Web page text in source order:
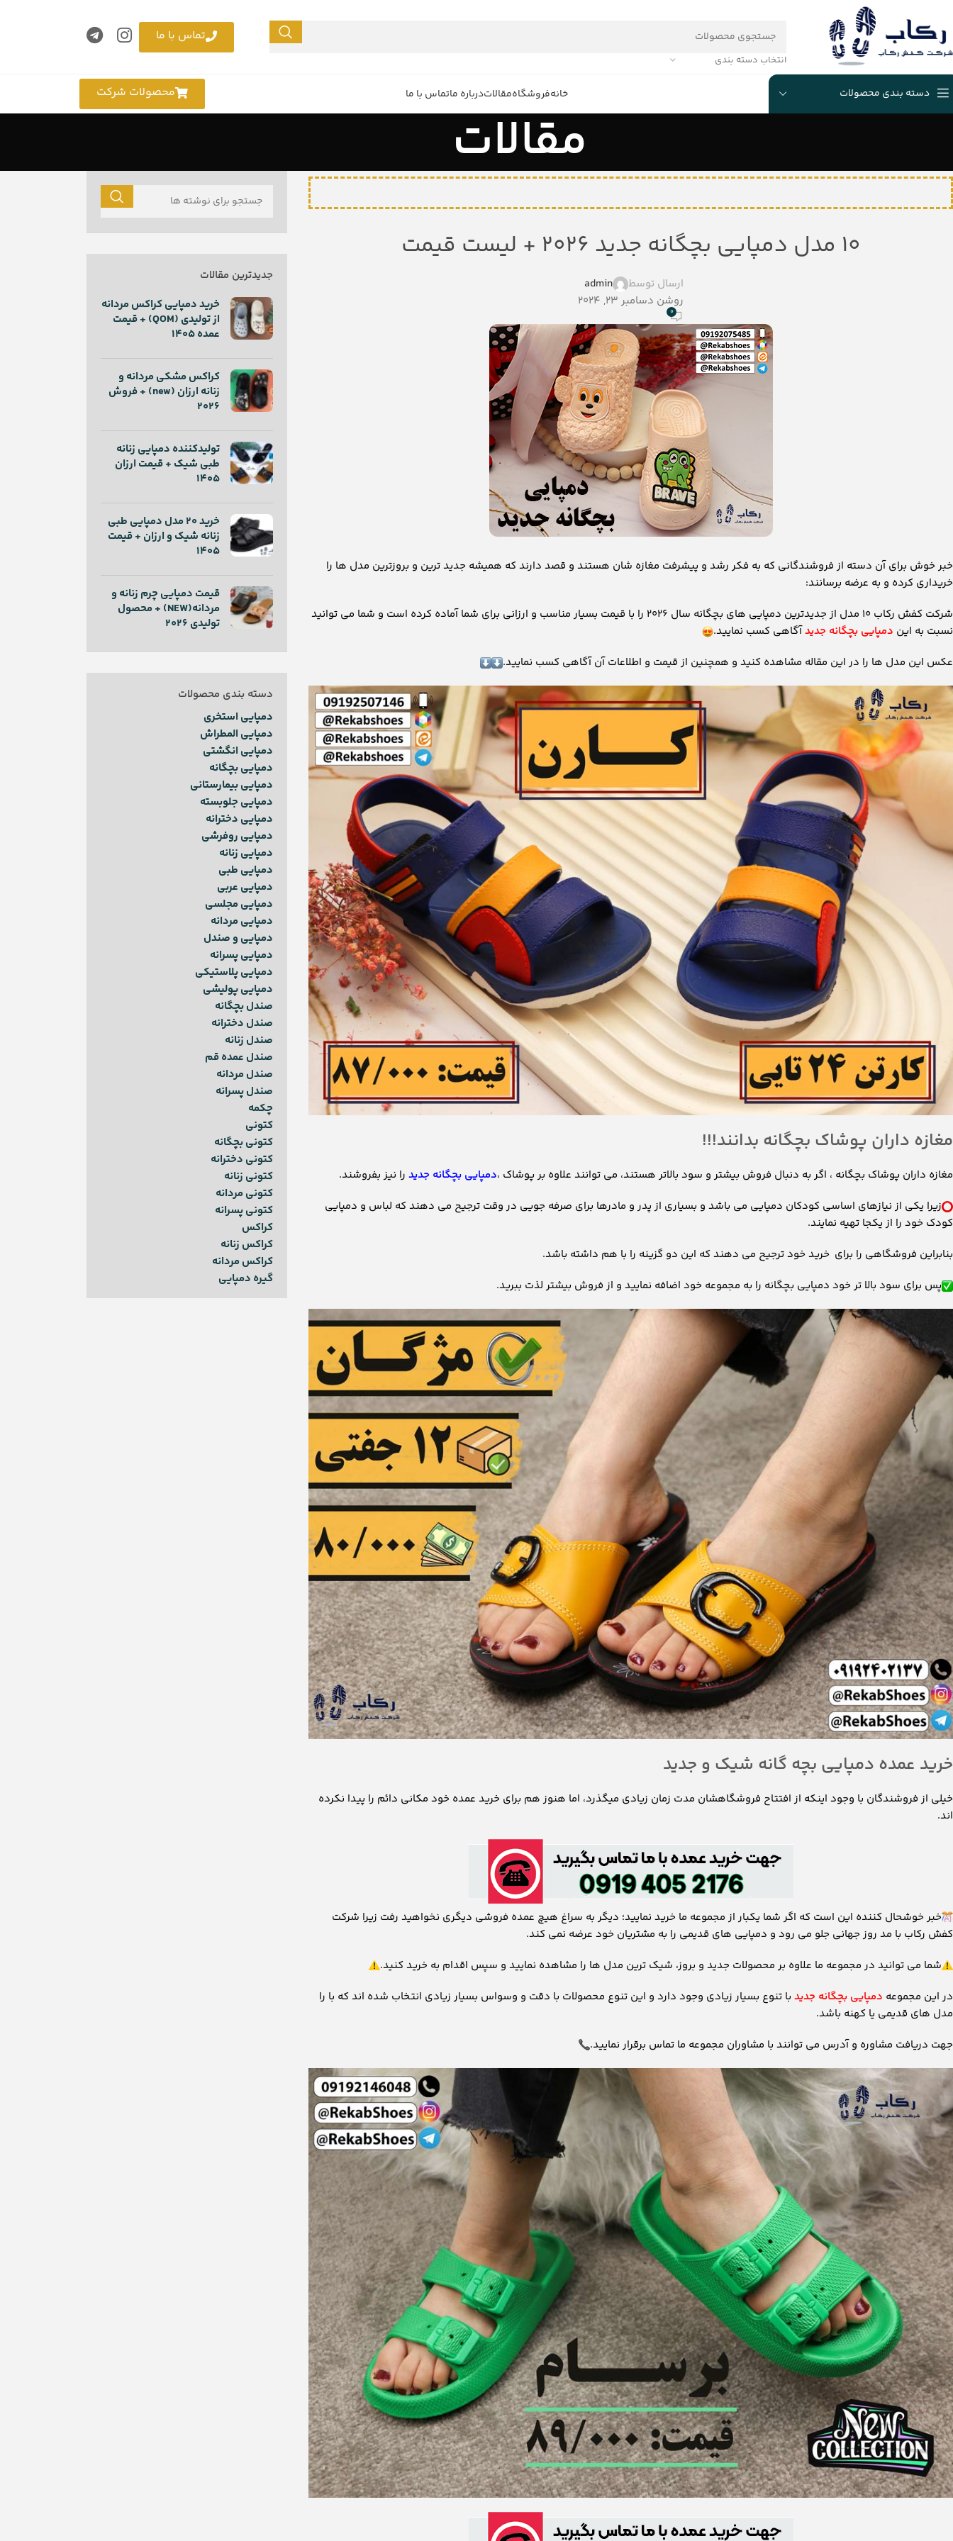
انتخاب دسته بندی
تماس با ما
دسته بندی محصولات خانهفروشگاهمقالاتدرباره ماتماس با ما محصولات شرکت
مقالات
۱۰ مدل دمپایی بچگانه جدید 2026 + لیست قیمت
ارسال توسط
admin
روشن دسامبر 23, 2024
0
خبر خوش برای آن دسته از فروشندگانی که به فکر رشد و پیشرفت مغازه شان هستند و قصد دارند که همیشه جدید ترین و بروزترین مدل ها را
خریداری کرده و به عرضه برسانند:
شرکت کفش رکاب ۱۰ مدل از جدیدترین دمپایی های بچگانه سال 2026 را با قیمت بسیار مناسب و ارزانی برای شما آماده کرده است و شما می توانید
نسبت به این دمپایی بچگانه جدیدآگاهی کسب نمایید.
عکس این مدل ها را در این مقاله مشاهده کنید و همچنین از قیمت و اطلاعات آن آگاهی کسب نمایید.
مغازه داران پوشاک بچگانه بدانند!!!
مغازه داران پوشاک بچگانه ، اگر به دنبال فروش بیشتر و سود بالاتر هستند، می توانند علاوه بر پوشاک ،دمپایی بچگانه جدید را نیز بفروشند.
زیرا یکی از نیازهای اساسی کودکان دمپایی می باشد و بسیاری از پدر و مادرها برای صرفه جویی در وقت ترجیح می دهند که لباس و دمپایی
کودک خود را از یکجا تهیه نمایند.
بنابراین فروشگاهی را برای خرید خود ترجیح می دهند که این دو گزینه را با هم داشته باشد.
پس برای سود بالا تر خود دمپایی بچگانه را به مجموعه خود اضافه نمایید و از فروش بیشتر لذت ببرید.
خرید عمده دمپایی بچه گانه شیک و جدید
خیلی از فروشندگان با وجود اینکه از افتتاح فروشگاهشان مدت زمان زیادی میگذرد، اما هنوز هم برای خرید عمده خود مکانی دائم را پیدا نکرده
اند.
خبر خوشحال کننده این است که اگر شما یکبار از مجموعه ما خرید نمایید؛ دیگر به سراغ هیچ عمده فروشی دیگری نخواهید رفت زیرا شرکت
کفش رکاب با مد روز جهانی جلو می رود و دمپایی های قدیمی را به مشتریان خود عرضه نمی کند.
شما می توانید در مجموعه ما علاوه بر محصولات جدید و بروز، شیک ترین مدل ها را مشاهده نمایید و سپس اقدام به خرید کنید.
در این مجموعه دمپایی بچگانه جدید با تنوع بسیار زیادی وجود دارد و این تنوع محصولات با دقت و وسواس بسیار زیادی انتخاب شده اند که با را
مدل های قدیمی یا کهنه باشد.
جهت دریافت مشاوره و آدرس می توانند با مشاوران مجموعه ما تماس برقرار نمایید.
جدیدترین مقالات
خرید دمپایی کراکس مردانه
از تولیدی (QOM) + قیمت
عمده 1405
کراکس مشکی مردانه و
زنانه ارزان (new) + فروش
2026
تولیدکننده دمپایی زنانه
طبی شیک + قیمت ارزان
1405
خرید ۲۰ مدل دمپایی طبی
زنانه شیک و ارزان + قیمت
1405
قیمت دمپایی چرم زنانه و
مردانه(NEW) + محصول
تولیدی 2026
دسته بندی محصولات
دمپایی استخری
دمپایی المطراش
دمپایی انگشتی
دمپایی بچگانه
دمپایی بیمارستانی
دمپایی جلوبسته
دمپایی دخترانه
دمپایی روفرشی
دمپایی زنانه
دمپایی طبی
دمپایی عربی
دمپایی مجلسی
دمپایی مردانه
دمپایی و صندل
دمپایی پسرانه
دمپایی پلاستیکی
دمپایی پولیشی
صندل بچگانه
صندل دخترانه
صندل زنانه
صندل عمده قم
صندل مردانه
صندل پسرانه
چکمه
کتونی
کتونی بچگانه
کتونی دخترانه
کتونی زنانه
کتونی مردانه
کتونی پسرانه
کراکس
کراکس زنانه
کراکس مردانه
گیره دمپایی